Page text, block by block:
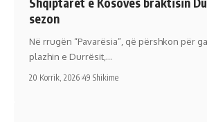
sezon
Në rrugën “Pavarësia”, që përshkon për
plazhin e Durrësit,…
20 Korrik, 2026 49 Shikime